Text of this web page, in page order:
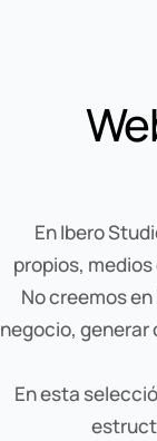
En Ibero
propios,
No creemos
negocio, generar
En esta